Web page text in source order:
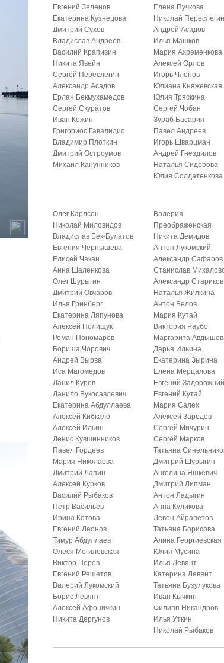
Евгений Зеленов
Екатерина Кузнецова
Дмитрий Сухов
Владислав Андреев
Василий Крапивин
Никита Явейн
Сергей Переслегин
Александр Асадов
Ерлан Бекмухамедов
Сергей Скуратов
Иван Кожин
Григориос Гавалидис
Владимир Плоткин
Дмитрий Остроумов
Михаил Канунников
Елена Пучкова
Николай
Андрей Асадов
Илья Машков
Мария Ахременкова
Алексей Орлов
Игорь Членов
Юлиана Княжевская
Юлия Тряскина
Сергей Чобан
Зураб Басария
Павел Андреев
Игорь Шварцман
Андрей Гнездилов
Наталья Сидорова
Юлия Солдатенкова
Олег Карлсон
Николай Миловидов
Владислав Бек-Булатов
Евгения Чернышева
Елисей Чакан
Анна Шаленкова
Олег Шурыгин
Дмитрий Овчаров
Илья Гринберг
Екатерина Ляпунова
Алексей Полищук
Роман Пономарёв
Бориша Чорович
Андрей Вырва
Иса Магомедов
Данил Куров
Данило Вукосавлевич
Екатерина Абдуллаева
Алексей Кибкало
Алексей Ильин
Денис Кувшинников
Павел Гордеев
Мария Николаева
Дмитрий Лапин
Алексей Курков
Василий Рыбаков
Петр Васильев
Ирина Котова
Евгений Леонов
Тимур Абдуллаев
Олеся Могилевская
Виктор Перов
Евгений Решетов
Валерий Лукомский
Борис Левянт
Алексей Афоничкин
Никита Дергунов
Валерия
Преображенская
Никита Демидов
Антон Лукомский
Александр Сафаров
Станислав
Александр Стариков
Наталья Жилкина
Антон Белов
Мария Кутай
Виктория Раубо
Маргарита
Дарья Ильина
Екатерина Зырина
Елена Мерцалова
Евгений
Евгений Кутай
Мария Салех
Алексей Зародов
Сергей Мичурин
Сергей Марков
Татьяна
Дмитрий Шурыгин
Ангелина Яшкевич
Дмитрий Липман
Антон Ладыгин
Анна Куликова
Левон Айрапетов
Татьяна Борисова
Алина Георгиевская
Юлия Мусина
Илья Левянт
Катерина Левянт
Татьяна Бузулукова
Иван Кычкин
Филипп Никандров
Илья Уткин
Николай Рыбаков